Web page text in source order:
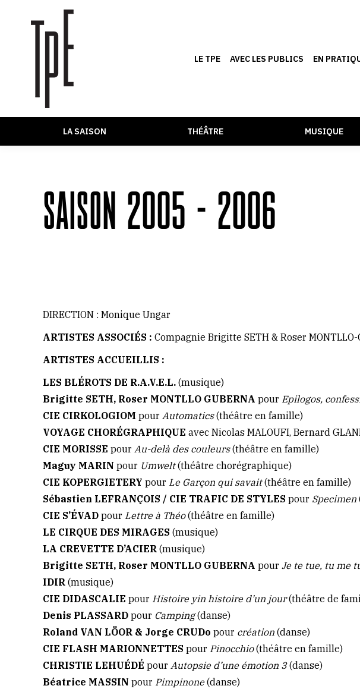
LE TPE AVEC LES PUBLICS EN
LA SAISON THÉÂTRE MUSIQUE
SAISON 2005 – 2006
DIRECTION : Monique Ungar
ARTISTES ASSOCIÉS : Compagnie Brigitte SETH & Roser
ARTISTES ACCUEILLIS :
LES BLÉROTS DE R.A.V.E.L. (musique)
Brigitte SETH, Roser MONTLLO GUBERNA pour Epilogos,
CIE CIRKOLOGIOM pour Automatics(théâtre en famille)
VOYAGE CHORÉGRAPHIQUE avec Nicolas MALOUFI, Bernard
CIE MORISSE pour Au-delà des couleurs(théâtre en famille)
Maguy MARIN pour Umwelt (théâtre chorégraphique)
CIE KOPERGIETERY pour Le Garçon qui savait (théâtre en famille)
Sébastien LEFRANÇOIS / CIE TRAFIC DE STYLES pour Specimen
CIE S’ÉVAD pour Lettre à Théo (théâtre en famille)
LE CIRQUE DES MIRAGES (musique)
LA CREVETTE D’ACIER (musique)
Brigitte SETH, Roser MONTLLO GUBERNA pour Je te tue, tu me
IDIR (musique)
CIE DIDASCALIE pour Histoire yin histoire d’un jour(théâtre de
Denis PLASSARD pour Camping(danse)
Roland VAN LÖOR & Jorge CRUDo pour création (danse)
CIE FLASH MARIONNETTES pour Pinocchio(théâtre en famille)
CHRISTIE LEHUÉDÉ pour Autopsie d’une émotion 3(danse)
Béatrice MASSIN pour Pimpinone(danse)